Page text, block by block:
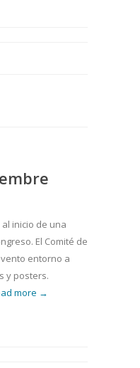
al inicio de una
El Comité de
entorno a
y posters.
more →